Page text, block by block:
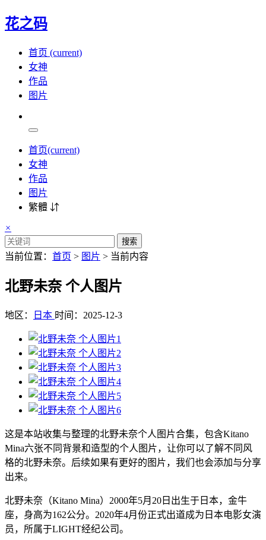
花之码
首页 (current)
女神
作品
图片
首页(current)
女神
作品
图片
繁體 ⇵
×
搜索
当前位置： 首页 > 图片 > 当前内容
北野未奈 个人图片
地区： 日本 时间：2025-12-3
这是本站收集与整理的北野未奈个人图片合集，包含Kitano
Mina六张不同背景和造型的个人图片，让你可以了解不同风
格的北野未奈。后续如果有更好的图片，我们也会添加与分享
出来。
北野未奈（Kitano Mina）2000年5月20日出生于日本，金牛
座，身高为162公分。2020年4月份正式出道成为日本电影女演
员，所属于LIGHT经纪公司。